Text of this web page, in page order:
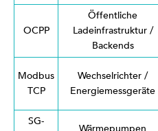
OCPP
Öffentliche
Ladeinfrastruktur /
Backends
Modbus
TCP
Wechselrichter /
Energiemessgeräte
SG-